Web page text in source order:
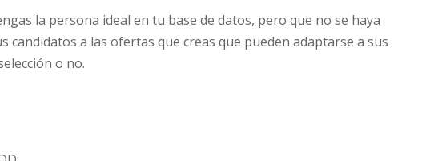
la persona ideal en tu base de datos, pero que no se haya
a las ofertas que creas que pueden adaptarse a sus
o no.